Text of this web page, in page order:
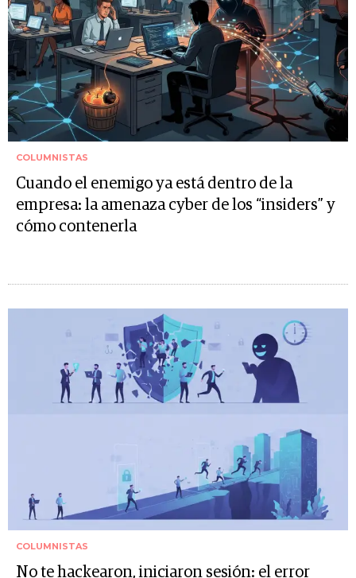
COLUMNISTAS
Cuando el enemigo ya está dentro de la
empresa: la amenaza cyber de los “insiders” y
cómo contenerla
COLUMNISTAS
No te hackearon, iniciaron sesión: el error